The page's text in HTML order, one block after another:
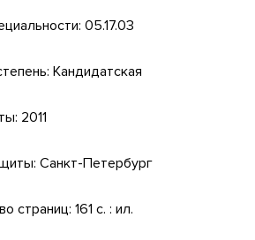
05.17.03
Кандидатская
2011
Санкт-Петербург
страниц: 161 с. : ил.